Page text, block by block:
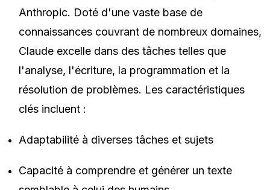
Anthropic. Doté d'une vaste base de
connaissances couvrant de nombreux domaines,
Claude excelle dans des tâches telles que
l'analyse, l'écriture, la programmation et la
résolution de problèmes. Les caractéristiques
clés incluent :
Adaptabilité à diverses tâches et sujets
Capacité à comprendre et générer un texte